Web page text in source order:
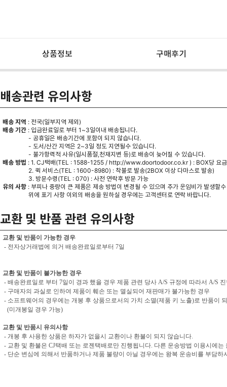
상품정보 구매후기
배송관련 유의사항
배송 지역 : 전국(일부지역 제외)
배송 기간 : 입금완료일로 부터 1~3일이내 배송됩니다.
- 공휴일은 배송기간에 포함이 되지 않습니다.
- 도서/산간 지역은 2~3일 정도 지연될수 있습니다.
- 불가항력적 사유(일시품절,천재지변 등)로 배송이 늦어질 수 있습니다.
배송 방법 : 1. CJ택배(TEL : 1588-1255 / http://www.doortodoor.co.kr) : BOX당 요
2. 퀵 서비스(TEL : 1600-8980) : 착불로 발송(2BOX 이상 다마스로 발송)
3. 방문수령(TEL : 070) : 사전 연락후 방문 가능
유의 사항 : 부피나 중량이 큰 제품은 제송 방법이 변경될 수 있으며 추가 운임비가 발생할
위에 표기 사항 이외의 배송을 원하실 경우에는 고객센터로 연락 바랍니다.
교환 및 반품 관련 유의사항
교환 및 반품이 가능한 경우
- 전자상거래법에 의거 배송완료일로부터 7일
교환 및 반품이 불가능한 경우
- 배송완료일로 부터 7일이 경과 했을 경우 제품 관련 당사 A/S 규정에 따라서 A/S
- 구매자의 과실로 인하여 제품이 훼손 또는 멸실되어 재판매가 불가능한 경우
- 소프트웨어의 경우에는 개봉 후 상품으로서의 가치 소멸(제품 키 노출)로 반품이
(미개봉일 경우 가능)
교환 및 반품시 유의사항
- 개봉 후 사용한 상품은 하자가 없을시 교환이나 환불이 되지 않습니다.
- 교환 및 환불은 CJ택배 또는 로젠택배로만 진행됩니다. 다른 운송방법 이용시에
- 단순 변심에 의해서 반품하거나 제품 불량이 아닐 경우에는 왕복 운송비를 부담하